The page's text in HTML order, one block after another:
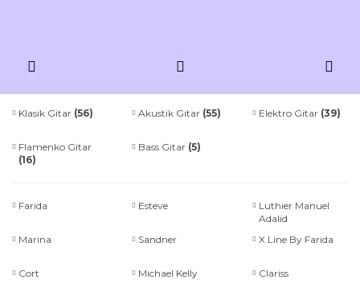
Klasik Gitar (56) Akustik Gitar (55) Elektro Gitar (39)
Flamenko Gitar
(16)
Bass Gitar (5)
Farida Esteve
Luthier Manuel
Adalid
Marina
Sandner X Line By Farida
Cort Michael Kelly Clariss